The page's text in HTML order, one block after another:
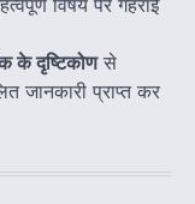
के दृष्टिकोणसे
जानकारी प्राप्त कर